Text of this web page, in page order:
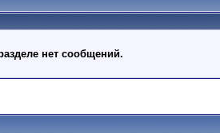
нет сообщений.